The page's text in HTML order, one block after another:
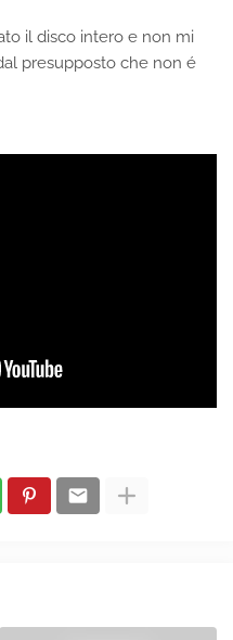
il disco intero e non mi
presupposto che non é